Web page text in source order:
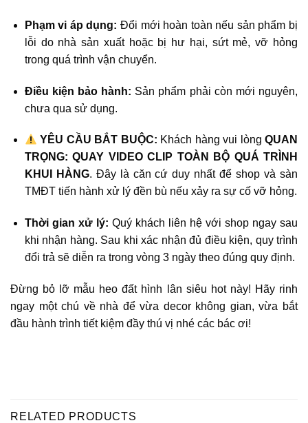
Phạm vi áp dụng: Đổi mới hoàn toàn nếu sản phẩm bị
lỗi do nhà sản xuất hoặc bị hư hại, sứt mẻ, vỡ hỏng
trong quá trình vận chuyển.
Điều kiện bảo hành: Sản phẩm phải còn mới nguyên,
chưa qua sử dụng.
YÊU CẦU BẮT BUỘC: Khách hàng vui lòngQUAN
TRỌNG: QUAY VIDEO CLIP TOÀN BỘ QUÁ TRÌNH
KHUI HÀNG. Đây là căn cứ duy nhất để shop và sàn
TMĐT tiến hành xử lý đền bù nếu xảy ra sự cố vỡ hỏng.
Thời gian xử lý: Quý khách liên hệ với shop ngay sau
khi nhận hàng. Sau khi xác nhận đủ điều kiện, quy trình
đổi trả sẽ diễn ra trong vòng 3 ngày theo đúng quy định.
Đừng bỏ lỡ mẫu heo đất hình lân siêu hot này! Hãy rinh
ngay một chú về nhà để vừa decor không gian, vừa bắt
đầu hành trình tiết kiệm đầy thú vị nhé các bác ơi!
RELATED PRODUCTS